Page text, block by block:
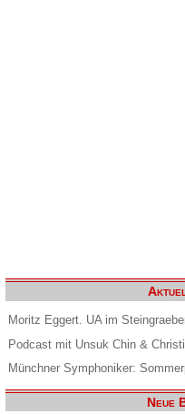
Moritz Eggert. UA im
Podcast mit Unsuk Chin &
Münchner Symphoniker:
Neue